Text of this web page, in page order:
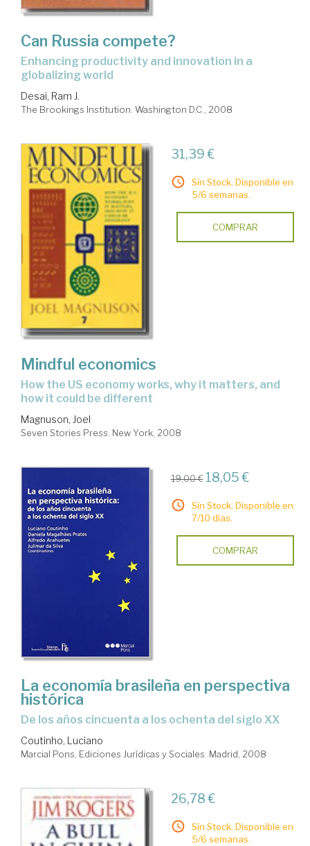
Can Russia compete?
enhancing productivity and innovation in a
globalizing world
Desai, Ram J.
The Brookings Institution. Washington D.C., 2008
31,39 €
Sin Stock. Disponible en
5/6 semanas.
COMPRAR
Mindful economics
how the US economy works, why it matters, and
how it could be different
Magnuson, Joel
Seven Stories Press. New York, 2008
19,00 € 18,05 €
Sin Stock. Disponible en
7/10 días.
COMPRAR
La economía brasileña en perspectiva
histórica
de los años cincuenta a los ochenta del siglo XX
Coutinho, Luciano
Marcial Pons, Ediciones Jurídicas y Sociales. Madrid, 2008
26,78 €
Sin Stock. Disponible en
5/6 semanas.